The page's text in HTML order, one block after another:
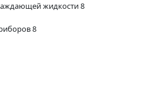
жидкости 8
8